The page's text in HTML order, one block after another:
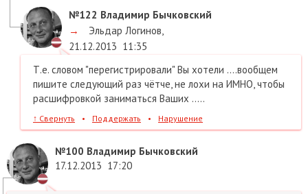
№122 Владимир Бычковский
→
Эльдар Логинов
21.12.2013 11:35
Т.е. словом "перегистрировали" Вы хотели ....вообщем
пишите следующий раз чётче, не лохи на ИМНО, чтобы
расшифровкой заниматься Ваших .....
↑ Свернуть • Поддержать • Нарушение
№100 Владимир Бычковский
17.12.2013 17:20